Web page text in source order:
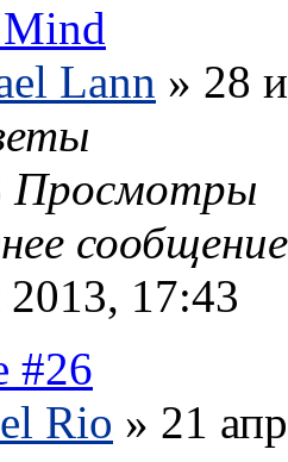
Lann » 28
Просмотры
17:43
#26
Rio » 21